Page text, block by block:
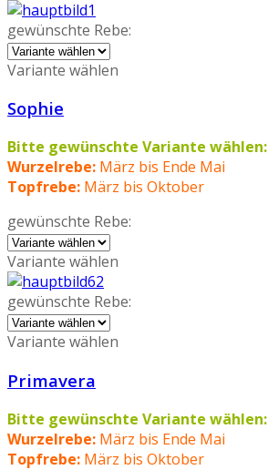
gewünschte Rebe:
Variante wählen
Sophie
Bitte gewünschte Variante wählen:
Wurzelrebe: März bis Ende Mai
Topfrebe: März bis Oktober
gewünschte Rebe:
Variante wählen
gewünschte Rebe:
Variante wählen
Primavera
Bitte gewünschte Variante wählen:
Wurzelrebe: März bis Ende Mai
Topfrebe: März bis Oktober